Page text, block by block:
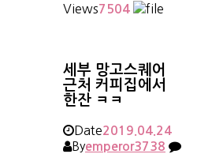
Views7504
세부 망고스퀘어
근처 커피집에서
한잔 ㅋㅋ
Date2019.04.24
Byemperor3738